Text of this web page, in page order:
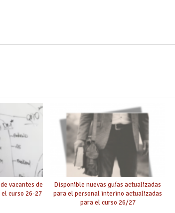
vacantes de
curso 26-27
Disponible nuevas guías actualizadas
para el personal interino actualizadas
para el curso 26/27